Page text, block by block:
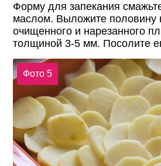
Форму для запекания
маслом. Выложите половину
очищенного и нарезанного
толщиной 3-5 мм. Посолите
Фото 5